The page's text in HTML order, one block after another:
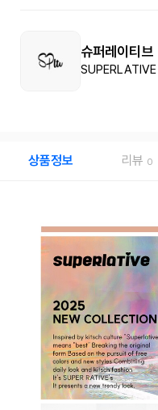
슈퍼레이티브
SUPERLATIVE
상품정보 리뷰 0